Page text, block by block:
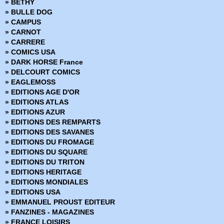
» Conan (1997-1999)
» Conan le barbare (1999)
» Daredevil
» Dark Reign
» Dark Reign - Hors Série
» Dark Reign Saga
» DC Heroes
» DC Trinity
» DC Universe
» DC Universe Hors Série
» Deadpool (Vol 1 - 1999)
» Deadpool (Vol 2 - 2011)
» Deadpool (Vol 3 - 2012)
» Deadpool (Vol 4 - 2013)
» Deadpool (Vol 5 - 2017)
» Deadpool Hors Série (Vol 1 - 2014)
» Deadpool Hors Série (Vol 2 - 2017)
» Fantastic Four - Renaissance des Heros
» Fantastic Four - Retour des Heros
» Fear Itself
» Fear Itself - Hors Série
» Fear Itself - The fearless
» BETHY
» BULLE DOG
» CAMPUS
» CARNOT
» CARRERE
» COMICS USA
» DARK HORSE France
» DELCOURT COMICS
» EAGLEMOSS
» EDITIONS AGE D'OR
» EDITIONS ATLAS
» EDITIONS AZUR
» EDITIONS DES REMPARTS
» EDITIONS DES SAVANES
» EDITIONS DU FROMAGE
» EDITIONS DU SQUARE
» EDITIONS DU TRITON
» EDITIONS HERITAGE
» EDITIONS MONDIALES
» EDITIONS USA
» EMMANUEL PROUST EDITEUR
» FANZINES - MAGAZINES
» FRANCE LOISIRS